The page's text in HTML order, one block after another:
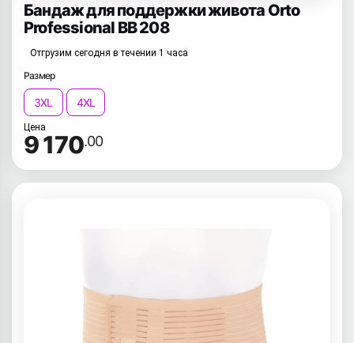
Бандаж для поддержки живота Orto
Professional BB 208
Отгрузим сегодня в течении 1 часа
Размер
3XL 4XL
Цена
9 170.00